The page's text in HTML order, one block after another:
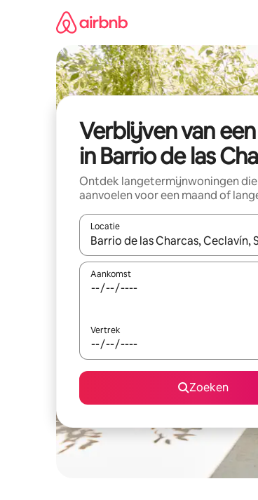
Verblijven van
in Barrio de las
Ontdek langetermijnwoningen die
aanvoelen voor een maand of
Locatie
Wanneer er resultaten beschikbaar
Aankomst
Vertrek
Zoeken